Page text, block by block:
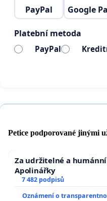
PayPal Google
Platební metoda
PayPal
Petice podporované jinými
Za udržitelné a
Apolinářky
7 482 podpisů
Oznámení o